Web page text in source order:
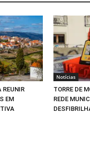
REUNIR
EM
Notícias
TORRE DE
REDE